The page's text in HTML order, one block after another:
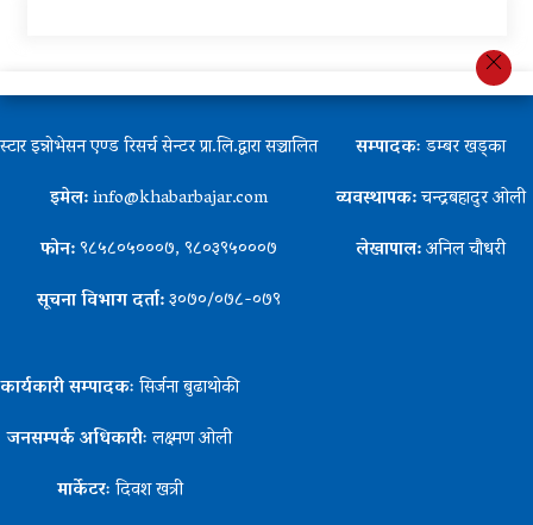
स्टार इन्नोभेसन एण्ड रिसर्च सेन्टर प्रा.लि.द्वारा सञ्चालित
इमेल:info@khabarbajar.com
फोन:९८५८०५०००७, ९८०३९५०००७
सूचना विभाग दर्ता:३०७०/०७८-०७९
सम्पादकःडम्बर खड्का
व्यवस्थापक:चन्द्रबहादुर ओली
लेखापाल:अनिल चौधरी
कार्यकारी सम्पादकःसिर्जना बुढाथोकी
जनसम्पर्क अधिकारीःलक्ष्मण ओली
मार्केटरःदिवश खत्री